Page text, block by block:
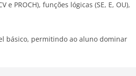
PROCH), funções lógicas (SE, E, OU),
básico, permitindo ao aluno dominar